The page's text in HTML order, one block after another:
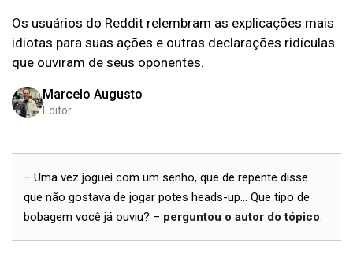
Os usuários do Reddit relembram as explicações mais
idiotas para suas ações e outras declarações ridículas
que ouviram de seus oponentes.
Marcelo Augusto
Editor
– Uma vez joguei com um senho, que de repente disse
que não gostava de jogar potes heads-up... Que tipo de
bobagem você já ouviu? – perguntou o autor do tópico.